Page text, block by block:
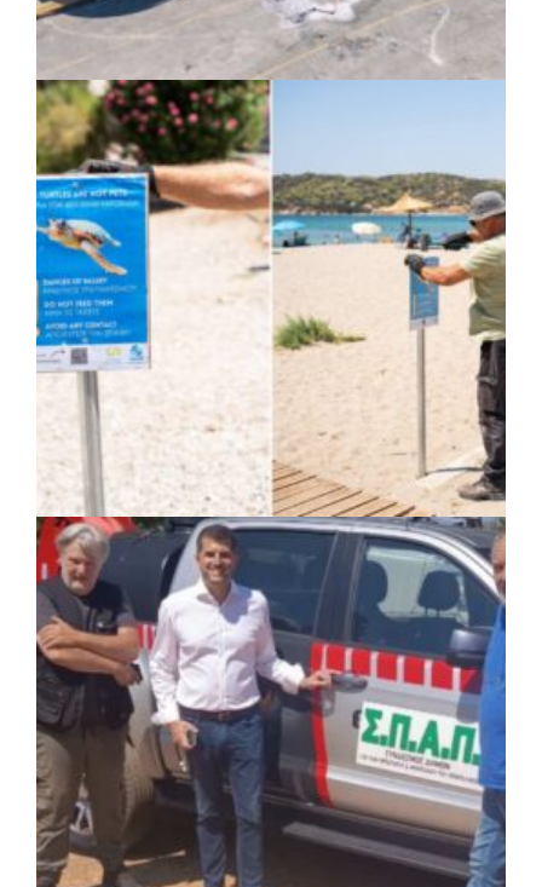
ΚΟΙΝΩΝΙΑ | 07/08/2026 · 17:08
HYMETTUS WATER GRID: «Έξυπνο»
δίκτυο προστασίας των υδατοδεξαμενών
στον Υμηττό
ΚΟΙΝΩΝΙΑ | 07/08/2026 · 14:50
Δήμος Σαρωνικού και ΑΡΧΕΛΩΝ
ενημερώνουν τους λουόμενους για τη
συνύπαρξη με τις θαλάσσιες χελώνες